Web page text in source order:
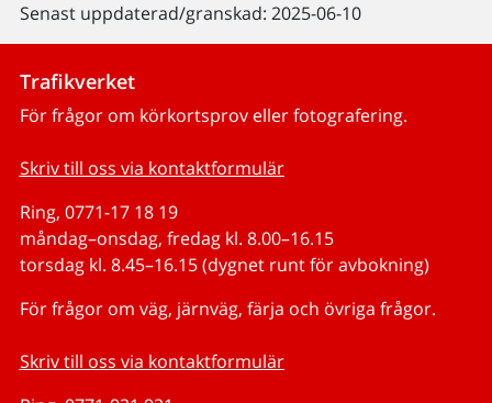
Senast uppdaterad/granskad: 2025-06-10
Trafikverket
För frågor om körkortsprov eller fotografering.
Skriv till oss via kontaktformulär
Ring, 0771-17 18 19
måndag–onsdag, fredag kl. 8.00–16.15
torsdag kl. 8.45–16.15 (dygnet runt för avbokning)
För frågor om väg, järnväg, färja och övriga frågor.
Skriv till oss via kontaktformulär